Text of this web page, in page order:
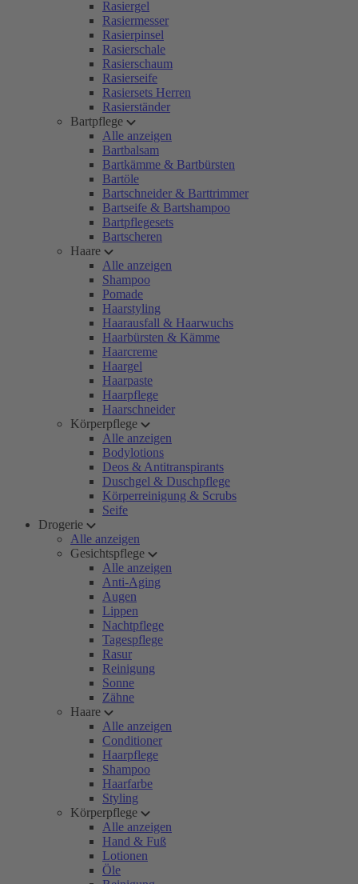
Rasiergel
Rasiermesser
Rasierpinsel
Rasierschale
Rasierschaum
Rasierseife
Rasiersets Herren
Rasierständer
Bartpflege
Alle anzeigen
Bartbalsam
Bartkämme & Bartbürsten
Bartöle
Bartschneider & Barttrimmer
Bartseife & Bartshampoo
Bartpflegesets
Bartscheren
Haare
Alle anzeigen
Shampoo
Pomade
Haarstyling
Haarausfall & Haarwuchs
Haarbürsten & Kämme
Haarcreme
Haargel
Haarpaste
Haarpflege
Haarschneider
Körperpflege
Alle anzeigen
Bodylotions
Deos & Antitranspirants
Duschgel & Duschpflege
Körperreinigung & Scrubs
Seife
Drogerie
Alle anzeigen
Gesichtspflege
Alle anzeigen
Anti-Aging
Augen
Lippen
Nachtpflege
Tagespflege
Rasur
Reinigung
Sonne
Zähne
Haare
Alle anzeigen
Conditioner
Haarpflege
Shampoo
Haarfarbe
Styling
Körperpflege
Alle anzeigen
Hand & Fuß
Lotionen
Öle